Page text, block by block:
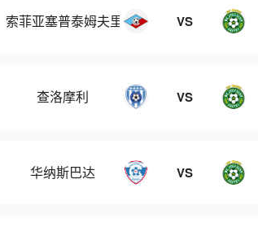
索菲亚塞普泰姆夫里 VS
查洛摩利 VS
华纳斯巴达 VS